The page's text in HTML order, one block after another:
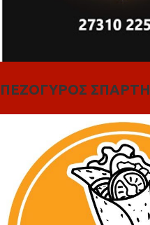
ΠΕΖΟΓΥΡΟΣ ΣΠΑΡΤΗ